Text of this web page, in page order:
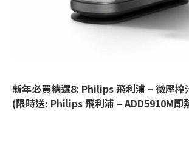
新年必買精選8: Philips 飛利浦 – 微壓榨
(限時送: Philips 飛利浦 – ADD5910M即